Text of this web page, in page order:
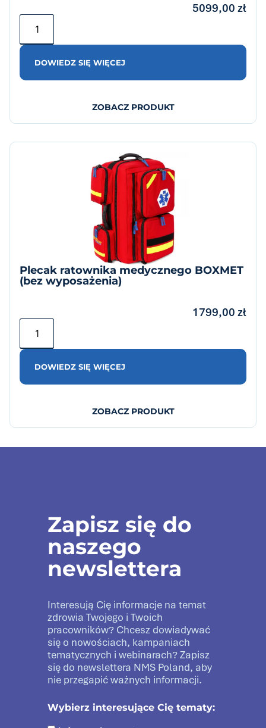
5099,00 zł
DOWIEDZ SIĘ WIĘCEJ
ZOBACZ PRODUKT
Plecak ratownika medycznego BOXMET
(bez wyposażenia)
1799,00 zł
DOWIEDZ SIĘ WIĘCEJ
ZOBACZ PRODUKT
Zapisz się do
naszego
newslettera
Interesują Cię informacje na temat
zdrowia Twojego i Twoich
pracowników? Chcesz dowiadywać
się o nowościach, kampaniach
tematycznych i webinarach? Zapisz
się do newslettera NMS Poland, aby
nie przegapić ważnych informacji.
Wybierz interesujące Cię tematy: